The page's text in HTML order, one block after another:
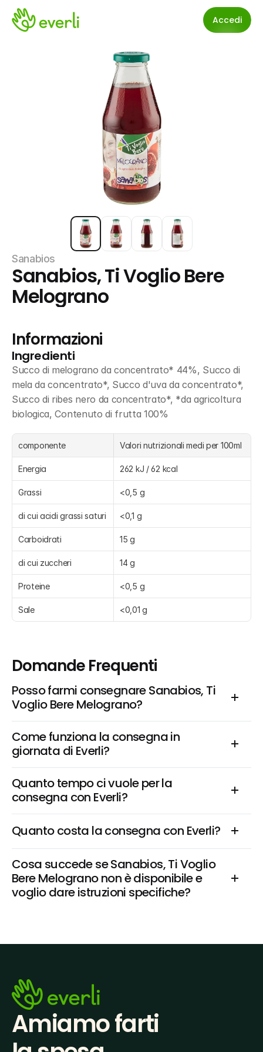
Accedi
Sanabios
Sanabios, Ti Voglio Bere
Melograno
Informazioni
Ingredienti
Succo di melograno da concentrato* 44%, Succo di
mela da concentrato*, Succo d'uva da concentrato*,
Succo di ribes nero da concentrato*, *da agricoltura
biologica, Contenuto di frutta 100%
componente Valori nutrizionali medi per 100ml
Energia 262 kJ / 62 kcal
Grassi <0,5 g
di cui acidi grassi saturi <0,1 g
Carboidrati 15 g
di cui zuccheri 14 g
Proteine <0,5 g
Sale <0,01 g
Domande Frequenti
Posso farmi consegnare Sanabios, Ti
Voglio Bere Melograno?
Come funziona la consegna in
giornata di Everli?
Quanto tempo ci vuole per la
consegna con Everli?
Quanto costa la consegna con Everli?
Cosa succede se Sanabios, Ti Voglio
Bere Melograno non è disponibile e
voglio dare istruzioni specifiche?
Amiamo farti